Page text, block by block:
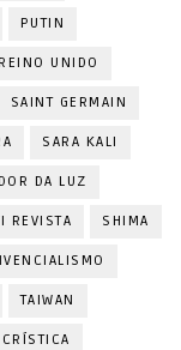
PUTIN
REINO UNIDO
SAINT GERMAIN
SARA KALI
DA LUZ
REVISTA SHIMA
TAIWAN